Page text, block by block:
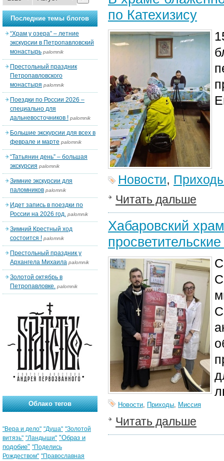
по Катехизису
Новости,
Читать дальше
Хабаровский
Новости, Приходы, Миссия
Читать дальше
Последние темы блогов
“Храм у озера” – летние
экскурсии в Петропавловский
монастырь palomnik
Престольный праздник
Петропавловского
монастыря palomnik
Поездки по России 2026 –
специально для
дальневосточников ! palomnik
Большие экскурсии для всех в
феврале и марте palomnik
“Татьянин день” – большая
экскурсия palomnik
Зимние экскурсии для
паломников palomnik
Идет запись в поездки по
России на 2026 год. palomnik
Зимний Крестный ход
состоится ! palomnik
Престольный праздник у
Архангела Михаила palomnik
Золотой октябрь в
Петропавловке. palomnik
Облако тегов
"Вера и дело" "Душа" "Золотой
витязь" "Ландыши" "Образ и
подобие" "Поделись
Рождеством" "Православная